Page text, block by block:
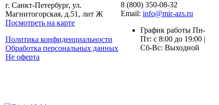
г. Санкт-Петербург, ул.
Магнитогорская, д.51, лит Ж
Посмотреть на карте
Политика конфиденциальности
Обработка персональных данных
Не оферта
8 (800) 350-08-32
Email: info@mir-azs.ru
График работы Пн-
Пт: с 8:00 до 19:00 |
Сб-Вс: Выходной